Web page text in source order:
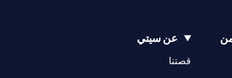
opens in
عن سيتي
قصتناopens in a new tab